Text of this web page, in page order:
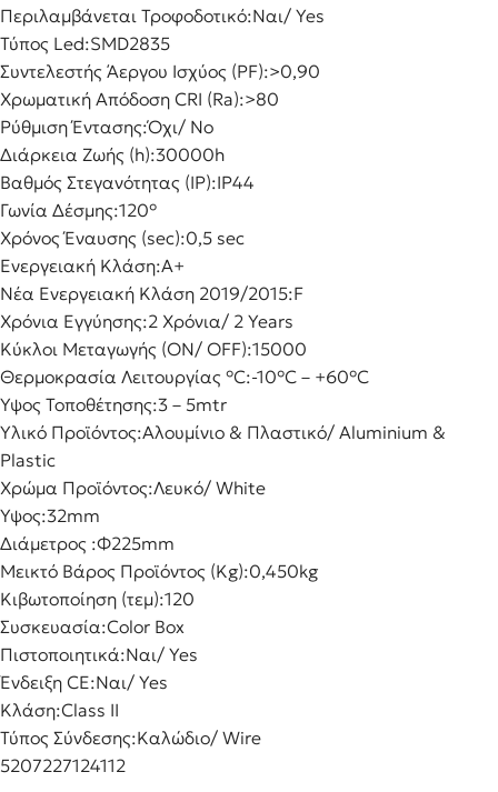
Περιλαμβάνεται Τροφοδοτικό:Ναι/ Yes
Τύπος Led:SMD2835
Συντελεστής Άεργου Ισχύος (PF):>0,90
Χρωματική Απόδοση CRI (Ra):>80
Ρύθμιση Έντασης:Όχι/ No
Διάρκεια Ζωής (h):30000h
Βαθμός Στεγανότητας (IP):IP44
Γωνία Δέσμης:120°
Χρόνος Έναυσης (sec):0,5 sec
Ενεργειακή Κλάση:A+
Νέα Ενεργειακή Κλάση 2019/2015:F
Χρόνια Εγγύησης:2 Χρόνια/ 2 Years
Κύκλοι Μεταγωγής (ON/ OFF):15000
Θερμοκρασία Λειτουργίας °C:-10°C – +60°C
Ύψος Τοποθέτησης:3 – 5mtr
Υλικό Προϊόντος:Αλουμίνιο & Πλαστικό/ Aluminium &
Plastic
Χρώμα Προϊόντος:Λευκό/ White
Ύψος:32mm
Διάμετρος :Φ225mm
Μεικτό Βάρος Προϊόντος (Kg):0,450kg
Κιβωτοποίηση (τεμ):120
Συσκευασία:Color Box
Πιστοποιητικά:Ναι/ Yes
Ένδειξη CE:Ναι/ Yes
Κλάση:Class II
Τύπος Σύνδεσης:Καλώδιο/ Wire
5207227124112